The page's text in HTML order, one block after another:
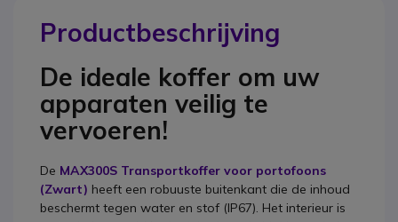
Productbeschrijving
De ideale koffer om uw
apparaten veilig te
vervoeren!
De MAX300S Transportkoffer voor portofoons
(Zwart) heeft een robuuste buitenkant die de inhoud
beschermt tegen water en stof (IP67). Het interieur is